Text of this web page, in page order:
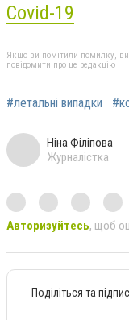
Covid-19
Якщо ви помітили помилку,
повідомити про це редакцію
#летальні випадки
Ніна Філіпова
Журналістка
Авторизуйтесь, щоб
Поділіться та